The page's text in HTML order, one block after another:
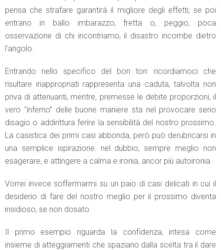
pensa che strafare garantirà il migliore degli effetti; se poi
entrano in ballo imbarazzo, fretta o, peggio, poca
osservazione di chi incontriamo, il disastro incombe dietro
l’angolo.
Entrando nello specifico del bon ton: ricordiamoci che
risultare inappropriati rappresenta una caduta, talvolta non
priva di attenuanti, mentre, premesse le debite proporzioni, il
vero “inferno” delle buone maniere sta nel provocare serio
disagio o addirittura ferire la sensibilità del nostro prossimo.
La casistica dei primi casi abbonda, però può derubricarsi in
una semplice ispirazione: nel dubbio, sempre meglio non
esagerare, e attingere a calma e ironia, ancor più autoironia.
Vorrei invece soffermarmi su un paio di casi delicati in cui il
desiderio di fare del nostro meglio per il prossimo diventa
insidioso, se non dosato.
Il primo esempio riguarda la confidenza, intesa come
insieme di atteggiamenti che spaziano dalla scelta tra il dare